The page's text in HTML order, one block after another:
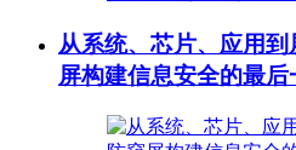
从系统、芯片、应用
屏构建信息安全的最后